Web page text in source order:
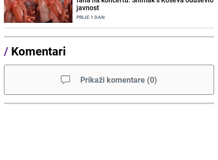
javnost
PRIJE 1 DAN
/ Komentari
Prikaži komentare (0)